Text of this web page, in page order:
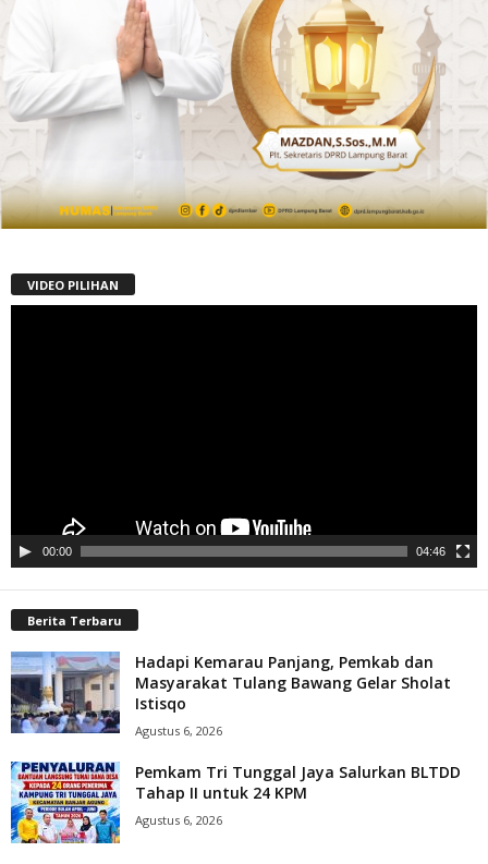
VIDEO PILIHAN
00:00 04:46
Berita Terbaru
Hadapi Kemarau Panjang, Pemkab dan
Masyarakat Tulang Bawang Gelar Sholat
Istisqo
Agustus 6, 2026
Pemkam Tri Tunggal Jaya Salurkan BLTDD
Tahap II untuk 24 KPM
Agustus 6, 2026